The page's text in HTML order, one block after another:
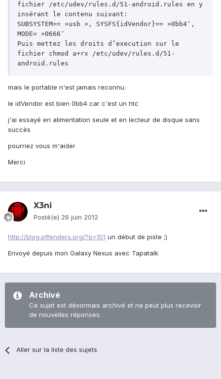
fichier /etc/udev/rules.d/51-android.rules en y
insérant le contenu suivant:
SUBSYSTEM== »usb », SYSFS{idVendor}== »0bb4″,
MODE= »0666″
Puis mettez les droits d’execution sur le
fichier chmod a+rx /etc/udev/rules.d/51-
mais le portable n'est jamais reconnu.
le idVendor est bien 0bb4 car c'est un htc
j'ai essayé en alimentation seule et en lecteur de disque sans
succès
pourriez vous m'aider
Merci
X3ni
Posté(e) 26 juin 2012
http://blog.offenders.org/?p=101 un début de piste ;)
Envoyé depuis mon Galaxy Nexus avec Tapatalk
Archivé
Ce sujet est désormais archivé et ne peut plus recevoir
de nouvelles réponses.
Aller sur la liste des sujets